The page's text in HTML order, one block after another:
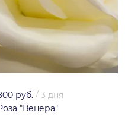
руб. / 3 дня
"Венера"